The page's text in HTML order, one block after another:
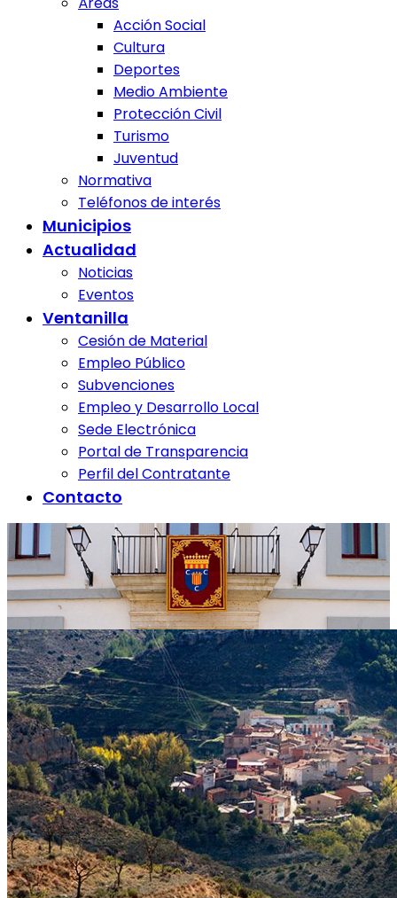
Acción Social
Cultura
Deportes
Medio Ambiente
Protección Civil
Turismo
Juventud
Normativa
Teléfonos de interés
Municipios
Actualidad
Noticias
Eventos
Ventanilla
Cesión de Material
Empleo Público
Subvenciones
Empleo y Desarrollo Local
Sede Electrónica
Portal de Transparencia
Perfil del Contratante
Contacto